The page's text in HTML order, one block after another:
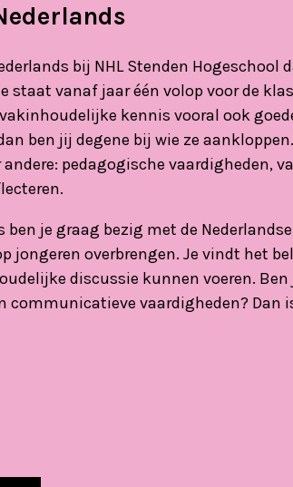
bij NHL Stenden Hogeschool
staat vanaf jaar één volop voor de
kennis vooral ook
ben jij degene bij wie ze
andere: pedagogische vaardigheden,
ben je graag bezig met de
jongeren overbrengen. Je vindt het
discussie kunnen voeren.
communicatieve vaardigheden? Dan